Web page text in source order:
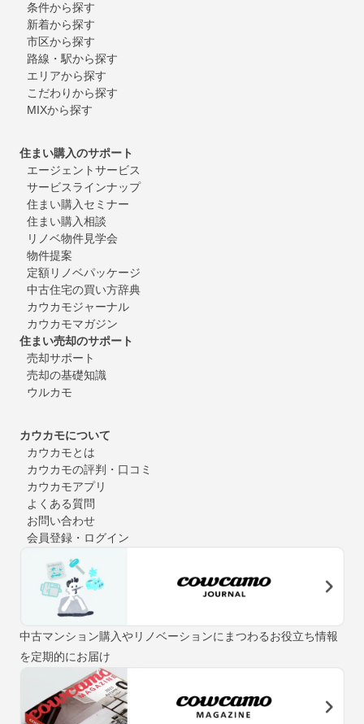
条件から探す
新着から探す
市区から探す
路線・駅から探す
エリアから探す
こだわりから探す
MIXから探す
住まい購入のサポート
エージェントサービス
サービスラインナップ
住まい購入セミナー
住まい購入相談
リノベ物件見学会
物件提案
定額リノベパッケージ
中古住宅の買い方辞典
カウカモジャーナル
カウカモマガジン
住まい売却のサポート
売却サポート
売却の基礎知識
ウルカモ
カウカモについて
カウカモとは
カウカモの評判・口コミ
カウカモアプリ
よくある質問
お問い合わせ
会員登録・ログイン
中古マンション購入やリノベーションにまつわるお役立ち情報
を定期的にお届け